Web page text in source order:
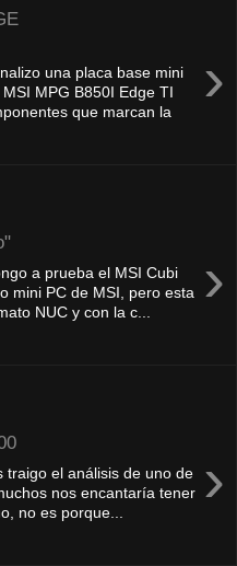
›
una placa base mini
MPG B850I Edge TI
que marcan la
›
a prueba el MSI Cubi
mini PC de MSI, pero esta
NUC y con la c...
›
traigo el análisis de uno de
nos encantaría tener
no es porque...